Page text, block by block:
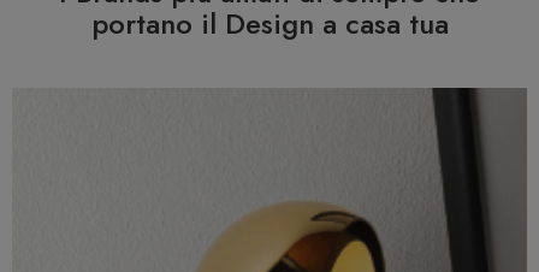
portano il Design a casa tua